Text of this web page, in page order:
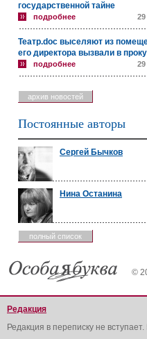
государственной тайне
подробнее
Театр.doc выселяют из
его директора вызвали в
подробнее
архив новостей
Постоянные авторы
Сергей Бычков
Нина Останина
полный список
©
Редакция
Редакция в переписку не